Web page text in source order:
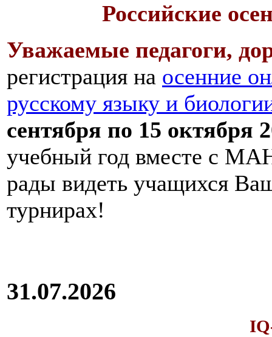
Российские
Уважаемые педагоги,
регистрация на осенние
русскому языку и
сентября по 15 октября
учебный год вместе с
рады видеть учащихся
турнирах!
31.07.2026